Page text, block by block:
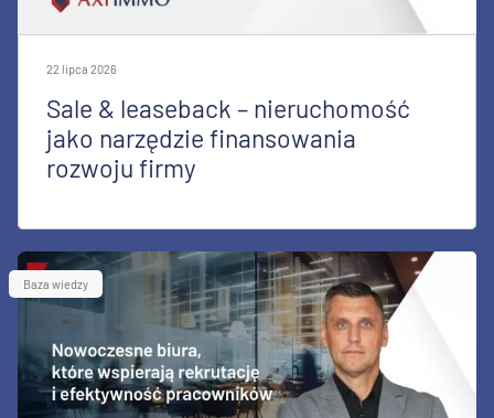
22 lipca 2026
Sale & leaseback – nieruchomość
jako narzędzie finansowania
rozwoju firmy
Baza wiedzy